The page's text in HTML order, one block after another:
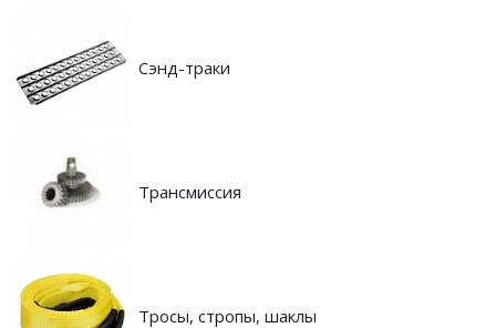
Сэнд-траки
Трансмиссия
Тросы, стропы, шаклы